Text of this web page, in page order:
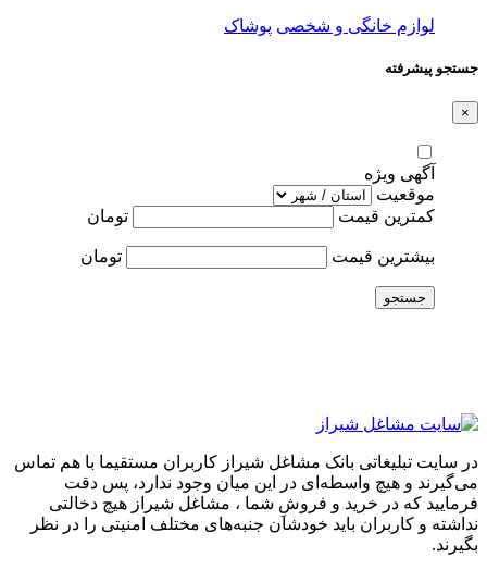
لوازم خانگی و شخصی پوشاک
جستجو پیشرفته
×
آگهی ویژه
موقعیت
کمترین قیمت
تومان
بیشترین قیمت تومان
جستجو
در سایت تبلیغاتی بانک مشاغل شیراز کاربران مستقیما با هم تماس
می‌گیرند و هیچ واسطه‌ای در این میان وجود ندارد، پس دقت
فرمایید که در خرید و فروشِ شما ، مشاغل شیراز هیچ دخالتی
نداشته و کاربران باید خودشان جنبه‌های مختلف امنیتی را در نظر
بگیرند.